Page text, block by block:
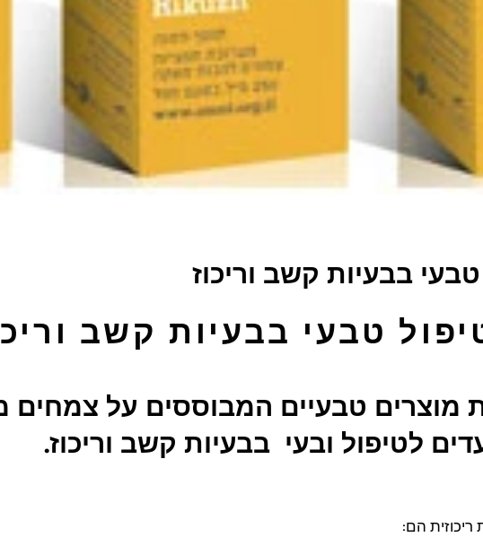
טבעי בבעיות קשב וריכוז
טבעי בבעיות קשב
מוצרים טבעיים המבוססים על צמחים
לטיפול ובעי בבעיות קשב וריכוז.
הם: